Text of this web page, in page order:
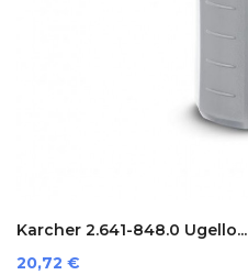
Karcher 2.641-848.0 Ugello...
Prezzo
20,72 €